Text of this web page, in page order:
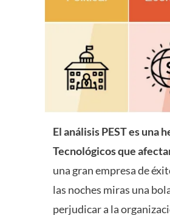
El análisis PEST es una
Tecnológicos que
una gran empresa de
las noches miras una
perjudicar a la